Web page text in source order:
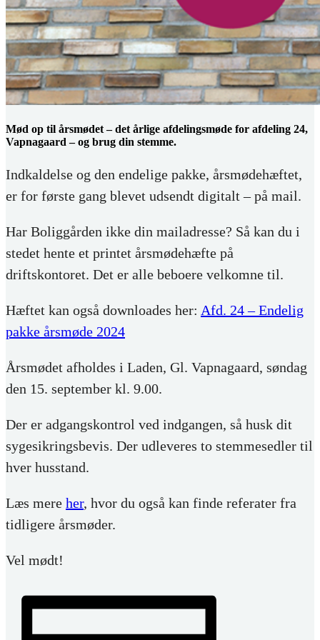
Mød op til årsmødet – det årlige afdelingsmøde for afdeling 24,
Vapnagaard – og brug din stemme.
Indkaldelse og den endelige pakke, årsmødehæftet,
er for første gang blevet udsendt digitalt – på mail.
Har Boliggården ikke din mailadresse? Så kan du i
stedet hente et printet årsmødehæfte på
driftskontoret. Det er alle beboere velkomne til.
Hæftet kan også downloades her: Afd. 24 – Endelig
pakke årsmøde 2024
Årsmødet afholdes i Laden, Gl. Vapnagaard, søndag
den 15. september kl. 9.00.
Der er adgangskontrol ved indgangen, så husk dit
sygesikringsbevis. Der udleveres to stemmesedler til
hver husstand.
Læs mere her, hvor du også kan finde referater fra
tidligere årsmøder.
Vel mødt!